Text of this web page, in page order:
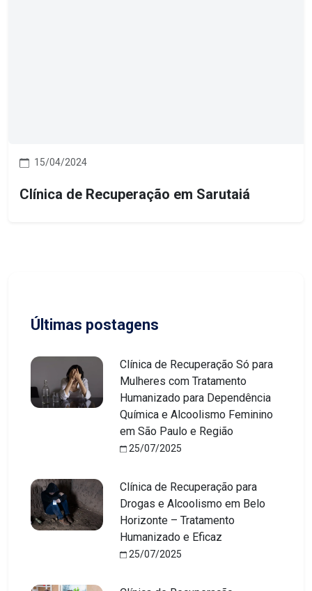
15/04/2024
Clínica de Recuperação em Sarutaiá
Últimas postagens
Clínica de Recuperação Só para
Mulheres com Tratamento
Humanizado para Dependência
Química e Alcoolismo Feminino
em São Paulo e Região
25/07/2025
Clínica de Recuperação para
Drogas e Alcoolismo em Belo
Horizonte – Tratamento
Humanizado e Eficaz
25/07/2025